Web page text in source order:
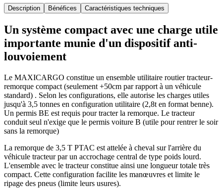
Description Bénéfices Caractéristiques techniques
Un système compact avec une charge utile
importante munie d'un dispositif anti-
louvoiement
Le MAXICARGO constitue un ensemble utilitaire routier tracteur-
remorque compact (seulement +50cm par rapport à un véhicule
standard) . Selon les configurations, elle autorise les charges utiles
jusqu'à 3,5 tonnes en configuration utilitaire (2,8t en format benne).
Un permis BE est requis pour tracter la remorque. Le tracteur
conduit seul n'exige que le permis voiture B (utile pour rentrer le soir
sans la remorque)
La remorque de 3,5 T PTAC est attelée à cheval sur l'arrière du
véhicule tracteur par un accrochage central de type poids lourd.
L'ensemble avec le tracteur constitue ainsi une longueur totale très
compact. Cette configuration facilite les manœuvres et limite le
ripage des pneus (limite leurs usures).